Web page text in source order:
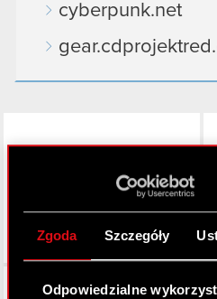
Zgoda Szczegóły
Odpowiedzialne
cyberpunk.net